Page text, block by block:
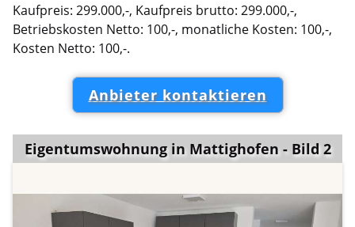
Kaufpreis: 299.000,-, Kaufpreis brutto: 299.000,-,
Betriebskosten Netto: 100,-, monatliche Kosten: 100,-,
Kosten Netto: 100,-.
Anbieter kontaktieren
Eigentumswohnung in Mattighofen - Bild 2